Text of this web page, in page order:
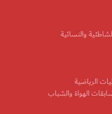
والنسائية
الرياضية
الهواة والشباب